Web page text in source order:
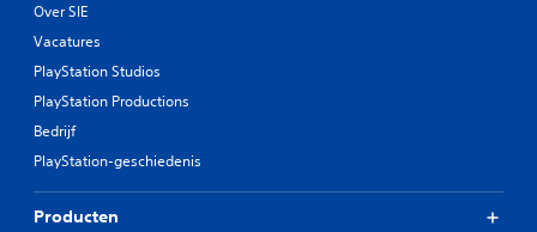
Over SIE
Vacatures
PlayStation Studios
PlayStation Productions
Bedrijf
PlayStation-geschiedenis
Producten